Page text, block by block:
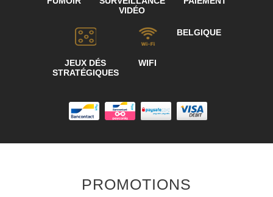
VIDÉO
JEUX DÉS
STRATÉGIQUES
WIFI
BELGIQUE
PROMOTIONS